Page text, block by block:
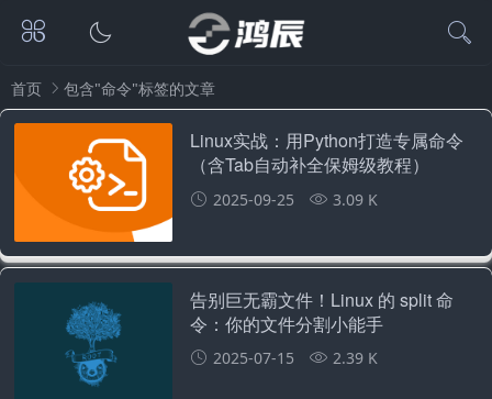
首页 包含"命令"标签的文章
Linux实战：用Python打造专属命令
（含Tab自动补全保姆级教程）
2025-09-25 3.09 K
告别巨无霸文件！Linux 的 split 命
令：你的文件分割小能手
2025-07-15 2.39 K